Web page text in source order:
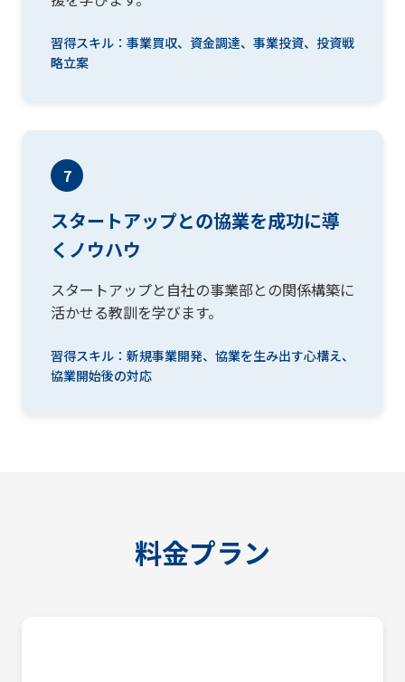
習得スキル：事業買収、資金調達、事業投資、投資戦
略立案
7
スタートアップとの協業を成功に導
くノウハウ
スタートアップと自社の事業部との関係構築に
活かせる教訓を学びます。
習得スキル：新規事業開発、協業を生み出す心構え、
協業開始後の対応
料金プラン